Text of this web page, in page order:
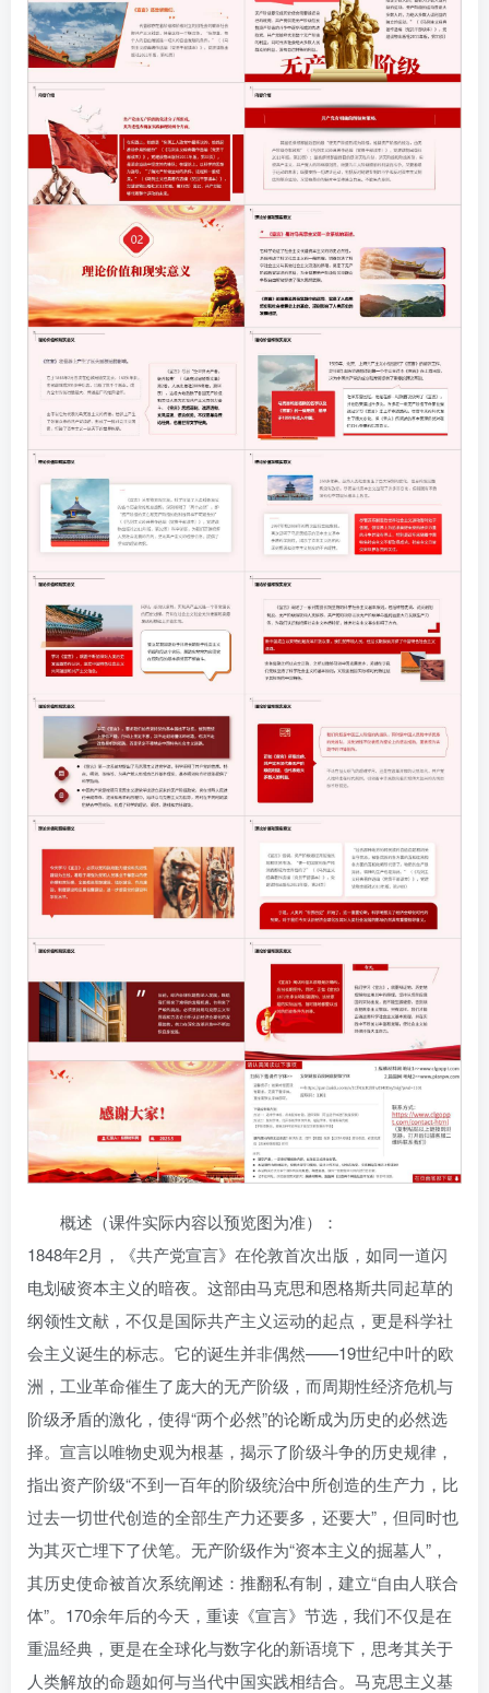
概述（课件实际内容以预览图为准）：
1848年2月，《共产党宣言》在伦敦首次出版，如同一道闪
电划破资本主义的暗夜。这部由马克思和恩格斯共同起草的
纲领性文献，不仅是国际共产主义运动的起点，更是科学社
会主义诞生的标志。它的诞生并非偶然——19世纪中叶的欧
洲，工业革命催生了庞大的无产阶级，而周期性经济危机与
阶级矛盾的激化，使得“两个必然”的论断成为历史的必然选
择。宣言以唯物史观为根基，揭示了阶级斗争的历史规律，
指出资产阶级“不到一百年的阶级统治中所创造的生产力，比
过去一切世代创造的全部生产力还要多，还要大”，但同时也
为其灭亡埋下了伏笔。无产阶级作为“资本主义的掘墓人”，
其历史使命被首次系统阐述：推翻私有制，建立“自由人联合
体”。170余年后的今天，重读《宣言》节选，我们不仅是在
重温经典，更是在全球化与数字化的新语境下，思考其关于
人类解放的命题如何与当代中国实践相结合。马克思主义基